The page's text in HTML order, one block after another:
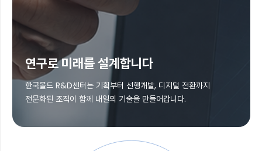
연구로 미래를 설계합니다
한국몰드 R&D센터는 기획부터 선행개발, 디지털 전환까지
전문화된 조직이 함께 내일의 기술을 만들어갑니다.